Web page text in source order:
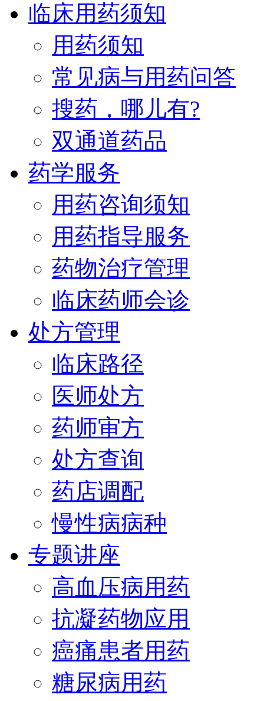
临床用药须知
用药须知
常见病与用药问答
搜药，哪儿有?
双通道药品
药学服务
用药咨询须知
用药指导服务
药物治疗管理
临床药师会诊
处方管理
临床路径
医师处方
药师审方
处方查询
药店调配
慢性病病种
专题讲座
高血压病用药
抗凝药物应用
癌痛患者用药
糖尿病用药